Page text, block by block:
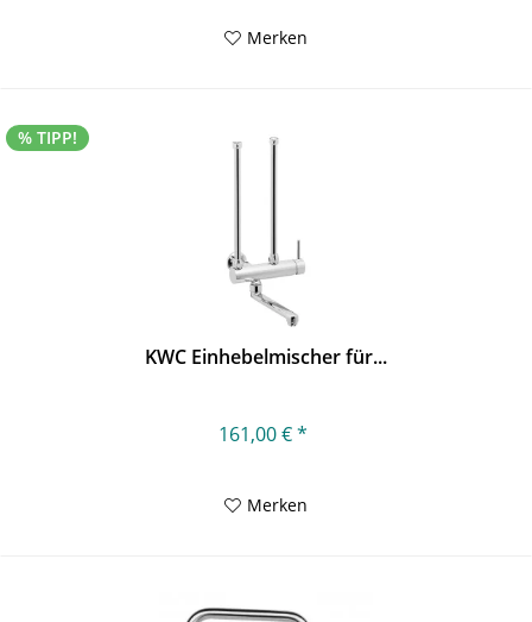
Merken
% TIPP!
KWC Einhebelmischer für...
161,00 € *
Merken